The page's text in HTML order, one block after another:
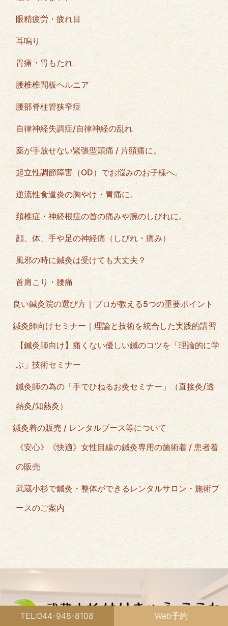
TEL:044-948-8108 Web予約
眼精疲労・疲れ目
耳鳴り
胃痛・胃もたれ
腰椎椎間板ヘルニア
腰部脊柱管狭窄症
自律神経失調症/自律神経の乱れ
薬が手放せない緊張型頭痛 / 片頭痛に。
起立性調節障害（OD）でお悩みのお子様へ。
逆流性食道炎の胸やけ・胃痛に。
頚椎症・神経根症の首の痛みや腕のしびれに。
顔、体、手や足の神経痛（しびれ・痛み）
風邪の時に鍼灸は受けても大丈夫？
首肩こり・腰痛
良い鍼灸院の選び方｜プロが教える5つの重要ポイント
鍼灸師向けセミナー｜理論と技術を統合した実践的講習
【鍼灸師向け】痛くない優しい鍼のコツを「理論的に学
ぶ」技術セミナー
鍼灸師の為の「手でひねるお灸セミナー」（直接灸/透
熱灸/知熱灸）
鍼灸着の販売 / レンタルブース等について
《安心》《快適》女性目線の鍼灸専用の施術着 / 患者着
の販売
武蔵小杉で鍼灸・整体ができるレンタルサロン・施術ブ
ースのご案内